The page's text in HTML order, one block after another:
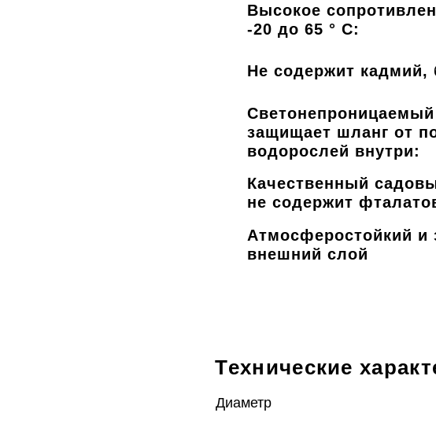
Высокое
-20 до 65 ° C:
Не содержит кадмий,
защищает шланг от
водорослей внутри:
Качественный
не содержит
Атмосферостойкий
внешний слой
Технические
Диаметр